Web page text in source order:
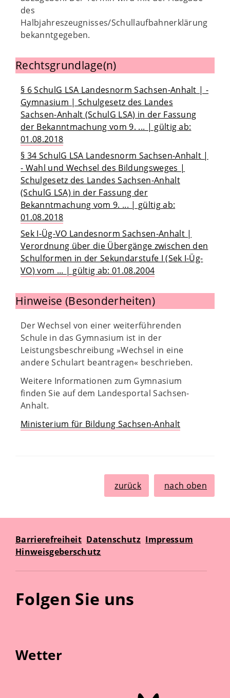
des
Halbjahreszeugnisses/Schullaufbahnerklärung
bekanntgegeben.
Rechtsgrundlage(n)
§ 6 SchulG LSA Landesnorm Sachsen-Anhalt | -
Gymnasium | Schulgesetz des Landes
Sachsen-Anhalt (SchulG LSA) in der Fassung
der Bekanntmachung vom 9. ... | gültig ab:
01.08.2018
§ 34 SchulG LSA Landesnorm Sachsen-Anhalt |
- Wahl und Wechsel des Bildungsweges |
Schulgesetz des Landes Sachsen-Anhalt
(SchulG LSA) in der Fassung der
Bekanntmachung vom 9. ... | gültig ab:
01.08.2018
Sek I-Üg-VO Landesnorm Sachsen-Anhalt |
Verordnung über die Übergänge zwischen den
Schulformen in der Sekundarstufe I (Sek I-Üg-
VO) vom ... | gültig ab: 01.08.2004
Hinweise (Besonderheiten)
Der Wechsel von einer weiterführenden
Schule in das Gymnasium ist in der
Leistungsbeschreibung »Wechsel in eine
andere Schulart beantragen« beschrieben.
Weitere Informationen zum Gymnasium
finden Sie auf dem Landesportal Sachsen-
Anhalt.
Ministerium für Bildung Sachsen-Anhalt
zurück nach oben
Barrierefreiheit Datenschutz Impressum
Hinweisgeberschutz
Folgen Sie uns
Wetter